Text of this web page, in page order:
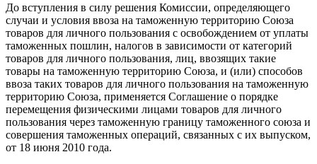
До вступления в силу решения Комиссии, определяющего
случаи и условия ввоза на таможенную территорию Союза
товаров для личного пользования с освобождением от уплаты
таможенных пошлин, налогов в зависимости от категорий
товаров для личного пользования, лиц, ввозящих такие
товары на таможенную территорию Союза, и (или) способов
ввоза таких товаров для личного пользования на таможенную
территорию Союза, применяется Соглашение о порядке
перемещения физическими лицами товаров для личного
пользования через таможенную границу таможенного союза и
совершения таможенных операций, связанных с их выпуском,
от 18 июня 2010 года.